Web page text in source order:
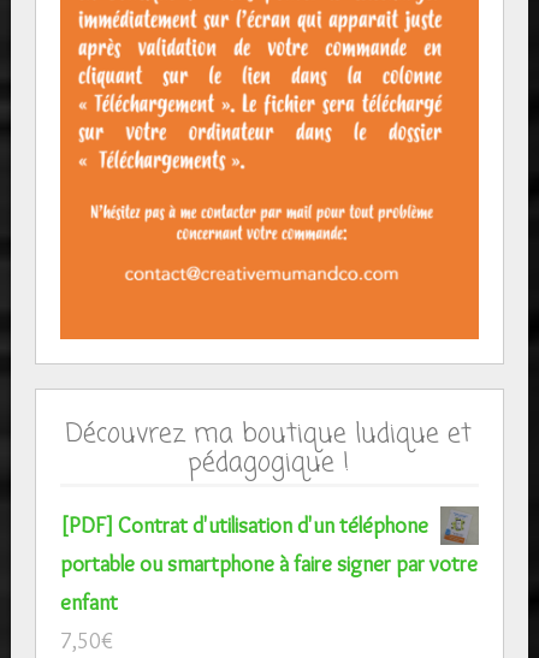
Découvrez ma boutique ludique et
pédagogique !
[PDF] Contrat d'utilisation d'un téléphone
portable ou smartphone à faire signer par votre
enfant
7,50€